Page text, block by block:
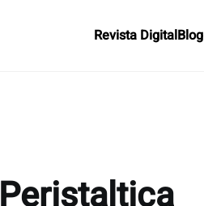
Revista Digital
Peristaltica